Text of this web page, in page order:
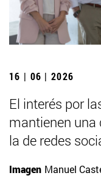
16 | 06 | 2026
El interés por
mantienen una
la de redes
Imagen Manuel